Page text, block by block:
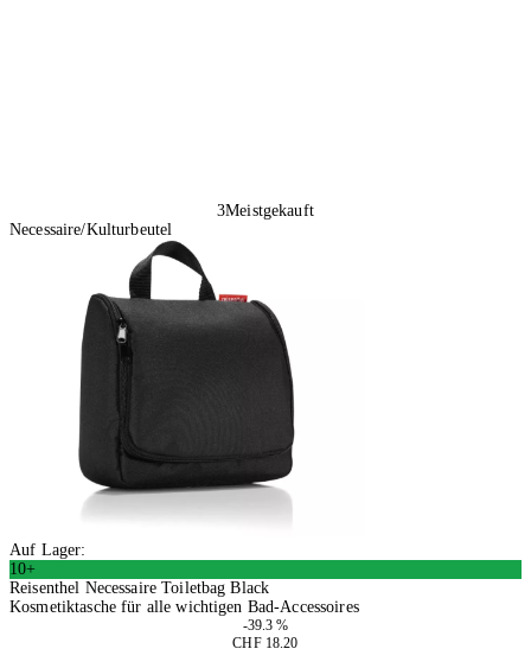
3Meistgekauft
Necessaire/Kulturbeutel
Auf Lager:
10+
Reisenthel Necessaire Toiletbag Black
Kosmetiktasche für alle wichtigen Bad-Accessoires
-39.3 %
CHF 18.20